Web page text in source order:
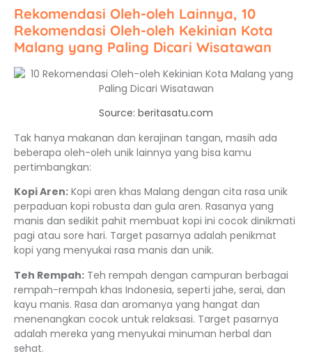
Rekomendasi Oleh-oleh Lainnya, 10
Rekomendasi Oleh-oleh Kekinian Kota
Malang yang Paling Dicari Wisatawan
Source: beritasatu.com
Tak hanya makanan dan kerajinan tangan, masih ada
beberapa oleh-oleh unik lainnya yang bisa kamu
pertimbangkan:
Kopi Aren: Kopi aren khas Malang dengan cita rasa unik
perpaduan kopi robusta dan gula aren. Rasanya yang
manis dan sedikit pahit membuat kopi ini cocok dinikmati
pagi atau sore hari. Target pasarnya adalah penikmat
kopi yang menyukai rasa manis dan unik.
Teh Rempah: Teh rempah dengan campuran berbagai
rempah-rempah khas Indonesia, seperti jahe, serai, dan
kayu manis. Rasa dan aromanya yang hangat dan
menenangkan cocok untuk relaksasi. Target pasarnya
adalah mereka yang menyukai minuman herbal dan
sehat.